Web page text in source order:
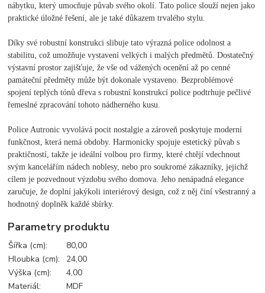
nábytku, který umocňuje půvab svého okolí. Tato police slouží nejen jako
praktické úložné řešení, ale je také důkazem trvalého stylu.
Díky své robustní konstrukci slibuje tato výrazná police odolnost a
stabilitu, což umožňuje vystavení velkých i malých předmětů. Dostatečný
výstavní prostor zajišťuje, že vše od vážených ocenění až po cenné
památeční předměty může být dokonale vystaveno. Bezproblémové
spojení teplých tónů dřeva s robustní konstrukcí police podtrhuje pečlivé
řemeslné zpracování tohoto nádherného kusu.
Police Autronic vyvolává pocit nostalgie a zároveň poskytuje moderní
funkčnost, která nemá obdoby. Harmonicky spojuje estetický půvab s
praktičností, takže je ideální volbou pro firmy, které chtějí vdechnout
svým kancelářím nádech noblesy, nebo pro soukromé zákazníky, jejichž
cílem je pozvednout výzdobu svého domova. Jeho nenápadná elegance
zaručuje, že doplní jakýkoli interiérový design, což z něj činí všestranný a
hodnotný doplněk každé sbírky.
Parametry produktu
Šířka (cm):
80,00
Hloubka (cm):
24,00
Výška (cm):
4,00
Materiál:
MDF